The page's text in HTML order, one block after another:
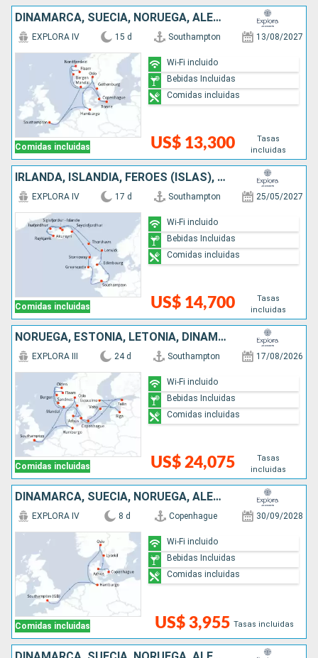
DINAMARCA, SUECIA, NORUEGA, ALEMANIA, REINO UNIDO
Comidas incluidas
EXPLORA IV 15 d Southampton 13/08/2027
US$ 13,300
Tasas
incluidas
Wi-Fi incluido
Bebidas Incluidas
Comidas incluidas
IRLANDA, ISLANDIA, FÉROES (ISLAS), REINO UNIDO
Comidas incluidas
EXPLORA IV 17 d Southampton 25/05/2027
US$ 14,700
Tasas
incluidas
Wi-Fi incluido
Bebidas Incluidas
Comidas incluidas
NORUEGA, ESTONIA, LETONIA, DINAMARCA, SUECIA, ALEMANIA, REINO UNIDO
Comidas incluidas
EXPLORA III 24 d Southampton 17/08/2026
US$ 24,075
Tasas
incluidas
Wi-Fi incluido
Bebidas Incluidas
Comidas incluidas
DINAMARCA, SUECIA, NORUEGA, ALEMANIA, REINO UNIDO
Comidas incluidas
EXPLORA IV 8 d Copenhague 30/09/2028
US$ 3,955 Tasas incluidas
Wi-Fi incluido
Bebidas Incluidas
Comidas incluidas